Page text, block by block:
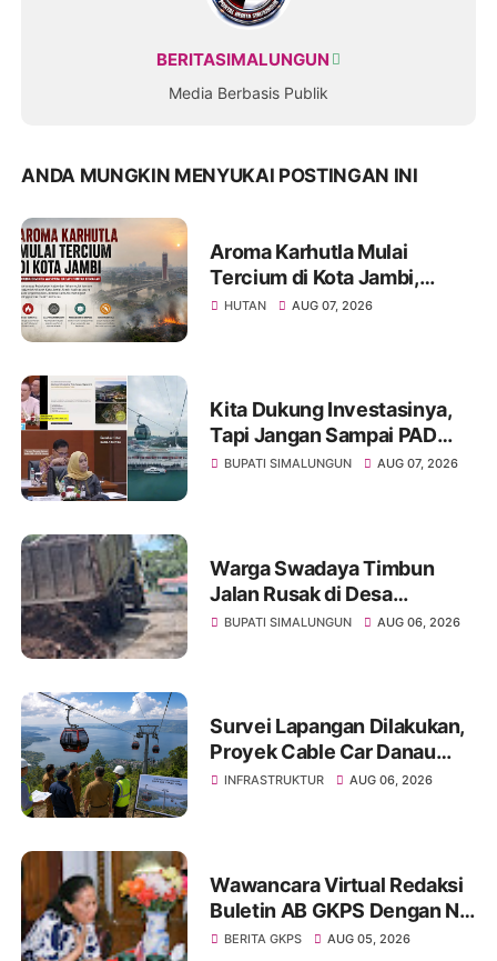
BERITASIMALUNGUN
Media Berbasis Publik
ANDA MUNGKIN MENYUKAI POSTINGAN INI
Aroma Karhutla Mulai
Tercium di Kota Jambi,
Warga Diminta Waspada
HUTAN AUG 07, 2026
Kita Dukung Investasinya,
Tapi Jangan Sampai PAD
Simalungun yang Jadi
BUPATI SIMALUNGUN AUG 07, 2026
Warga Swadaya Timbun
Jalan Rusak di Desa
Sibangun Mariah, Harapkan
BUPATI SIMALUNGUN AUG 06, 2026
Survei Lapangan Dilakukan,
Proyek Cable Car Danau
Toba Masih Terkendala
INFRASTRUKTUR AUG 06, 2026
Wawancara Virtual Redaksi
Buletin AB GKPS Dengan Ny
St RK Purba Pakpak Boru
BERITA GKPS AUG 05, 2026